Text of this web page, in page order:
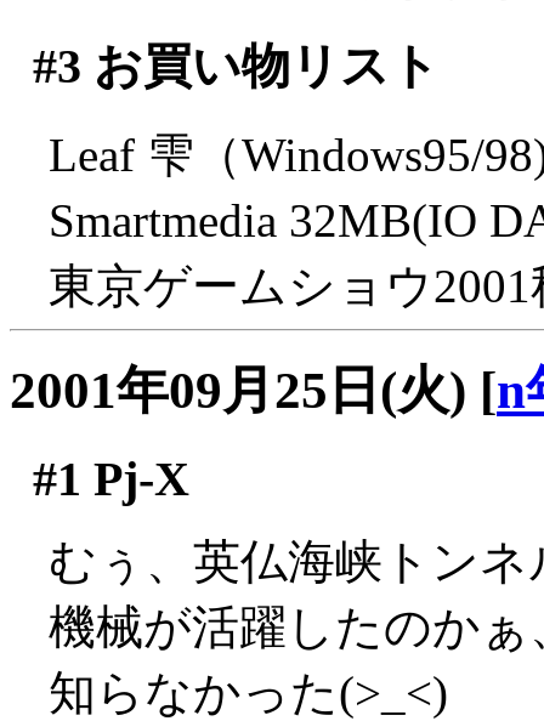
#3 お買い物リスト
Leaf 雫（Windows95/
Smartmedia 32MB(IO
東京ゲームショウ
2001年09月25日(火) [n
#1 Pj-X
むぅ、英仏海峡トン
機械が活躍したのかぁ
知らなかった(>_<)